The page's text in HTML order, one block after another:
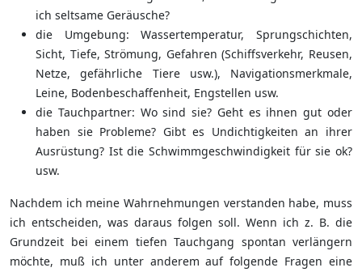
ich seltsame Geräusche?
die Umgebung: Wassertemperatur, Sprungschichten,
Sicht, Tiefe, Strömung, Gefahren (Schiffsverkehr, Reusen,
Netze, gefährliche Tiere usw.), Navigationsmerkmale,
Leine, Bodenbeschaffenheit, Engstellen usw.
die Tauchpartner: Wo sind sie? Geht es ihnen gut oder
haben sie Probleme? Gibt es Undichtigkeiten an ihrer
Ausrüstung? Ist die Schwimmgeschwindigkeit für sie ok?
usw.
Nachdem ich meine Wahrnehmungen verstanden habe, muss
ich entscheiden, was daraus folgen soll. Wenn ich z. B. die
Grundzeit bei einem tiefen Tauchgang spontan verlängern
möchte, muß ich unter anderem auf folgende Fragen eine